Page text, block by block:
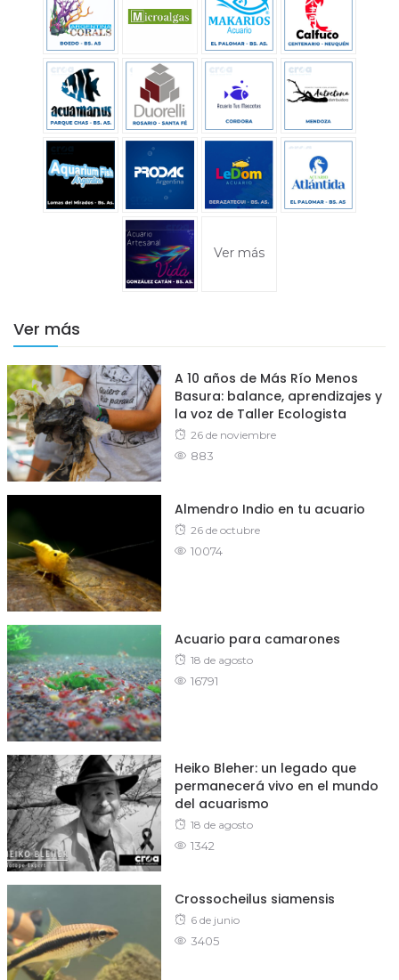
Ver más
Ver más
A 10 años de Más Río Menos
Basura: balance, aprendizajes y
la voz de Taller Ecologista
Posted
on
26 de noviembre
883
Almendro Indio en tu acuario
Posted
on
26 de octubre
10074
Acuario para camarones
Posted
on
18 de agosto
16791
Heiko Bleher: un legado que
permanecerá vivo en el mundo
del acuarismo
Posted
on
18 de agosto
1342
Crossocheilus siamensis
Posted
on
6 de junio
3405